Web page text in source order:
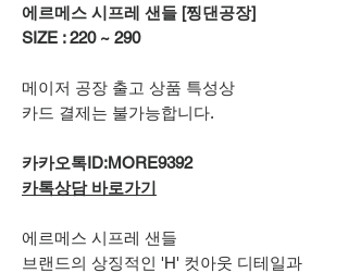
에르메스 시프레 샌들 [찡댄공장]
SIZE : 220 ~ 290
메이저 공장 출고 상품 특성상
카드 결제는 불가능합니다.
카카오톡ID:MORE9392
카톡상담 바로가기
에르메스 시프레 샌들
브랜드의 상징적인 'H' 컷아웃 디테일과